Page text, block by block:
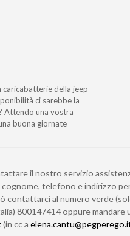
caricabatterie della jeep
ci sarebbe la
Attendo una vostra
buona giornate
il nostro servizio
telefono e indirizzo
contattarci al numero verde
800147414 oppure mandare
(in cc a